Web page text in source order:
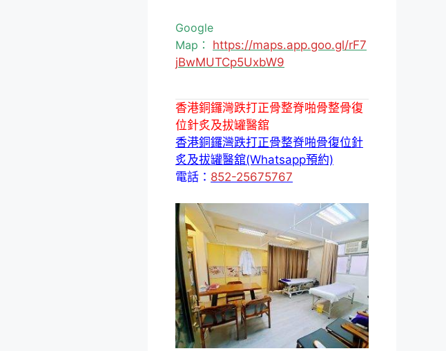
Google
Map： https://maps.app.goo.gl/rF7
jBwMUTCp5UxbW9
香港銅鑼灣跌打正骨整脊啪骨整骨復
位針炙及拔罐醫舘
香港銅鑼灣跌打正骨整脊啪骨復位針
炙及拔罐醫舘(Whatsapp預約)
電話： 852-25675767